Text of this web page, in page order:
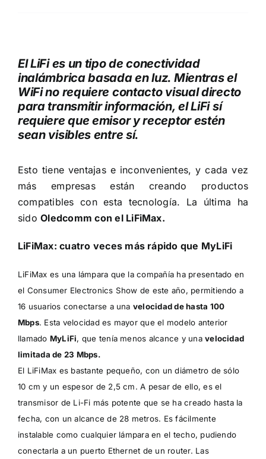
El LiFi es un tipo de conectividad
inalámbrica basada en luz. Mientras el
WiFi no requiere contacto visual directo
para transmitir información, el LiFi sí
requiere que emisor y receptor estén
sean visibles entre sí.
Esto tiene ventajas e inconvenientes, y cada vez
más empresas están creando productos
compatibles con esta tecnología. La última ha
sidoOledcomm con el LiFiMax.
LiFiMax: cuatro veces más rápido que MyLiFi
LiFiMax es una lámpara que la compañía ha presentado en
el Consumer Electronics Show de este año, permitiendo a
16 usuarios conectarse a una velocidad de hasta 100
Mbps. Esta velocidad es mayor que el modelo anterior
llamado MyLiFi, que tenía menos alcance y unavelocidad
limitada de 23 Mbps.
El LiFiMax es bastante pequeño, con un diámetro de sólo
10 cm y un espesor de 2,5 cm. A pesar de ello, es el
transmisor de Li-Fi más potente que se ha creado hasta la
fecha, con un alcance de 28 metros. Es fácilmente
instalable como cualquier lámpara en el techo, pudiendo
conectarla a un puerto Ethernet de un router. Las